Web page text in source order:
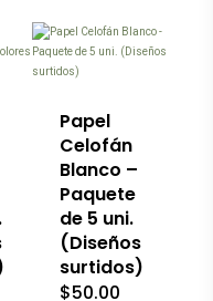
Papel
Celofán
Blanco –
Paquete
de 5 uni.
(Diseños
surtidos)
$50.00